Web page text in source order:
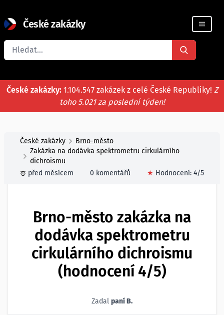
České zakázky
Registrace firmy
České zakázky: 1.104.547 zakázek z celé České Republiky! Z
toho 5.021 za poslední týden!
České zakázky
Brno-město
Zakázka na dodávka spektrometru cirkulárního
dichroismu
před měsícem
0 komentářů ★ Hodnocení: 4/5
Brno-město zakázka na
dodávka spektrometru
cirkulárního dichroismu
(hodnocení 4/5)
Zadal paní B.